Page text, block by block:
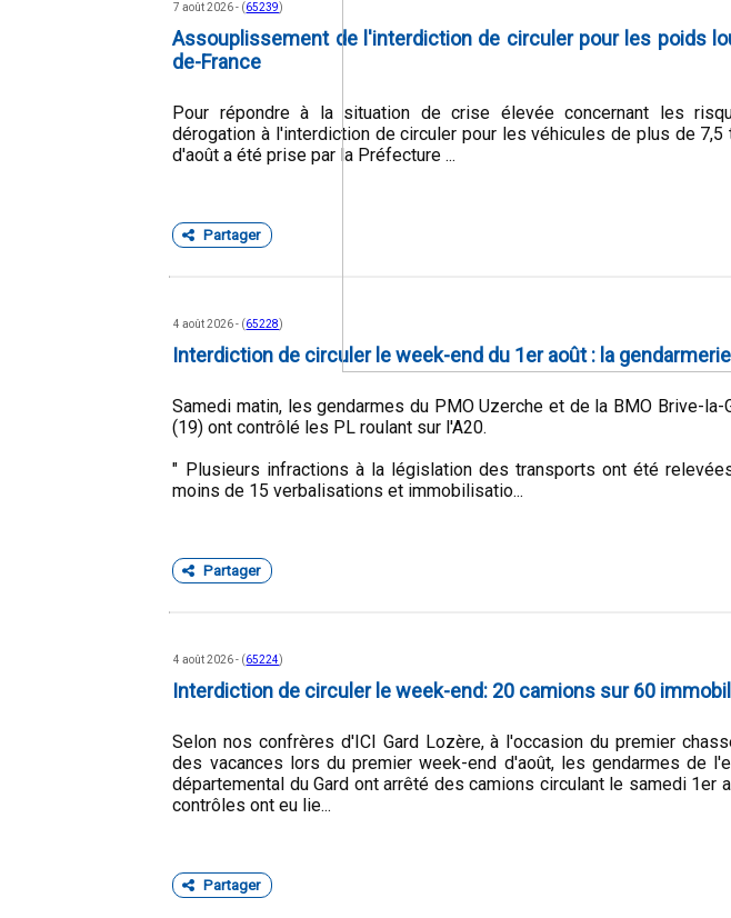
7 août 2026 - (65239)
Assouplissement de l'interdiction de circuler pour les poids
de-France
Pour répondre à la situation de crise élevée concernant les
dérogation à l'interdiction de circuler pour les véhicules de plus de
d'août a été prise par la Préfecture ...
Partager
4 août 2026 - (65228)
Interdiction de circuler le week-end du 1er août : la
Samedi matin, les gendarmes du PMO Uzerche et de la BMO Brive-la-
(19) ont contrôlé les PL roulant sur l'A20.
" Plusieurs infractions à la législation des transports ont été
moins de 15 verbalisations et immobilisatio...
Partager
4 août 2026 - (65224)
Interdiction de circuler le week-end: 20 camions sur 60
Selon nos confrères d'ICI Gard Lozère, à l'occasion du premier
des vacances lors du premier week-end d'août, les gendarmes de
départemental du Gard ont arrêté des camions circulant le samedi 1er
contrôles ont eu lie...
Partager